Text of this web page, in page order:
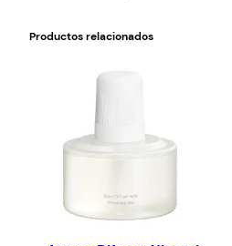
Productos relacionados